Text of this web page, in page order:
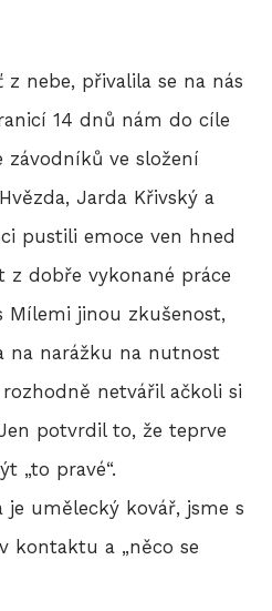
nebe, přivalila se na nás
14 dnů nám do cíle
závodníků ve složení
Jarda Křivský a
pustili emoce ven hned
z dobře vykonané práce
Mílemi jinou zkušenost,
na narážku na nutnost
netvářil ačkoli si
potvrdil to, že teprve
„to pravé“.
je umělecký kovář, jsme s
kontaktu a „něco se